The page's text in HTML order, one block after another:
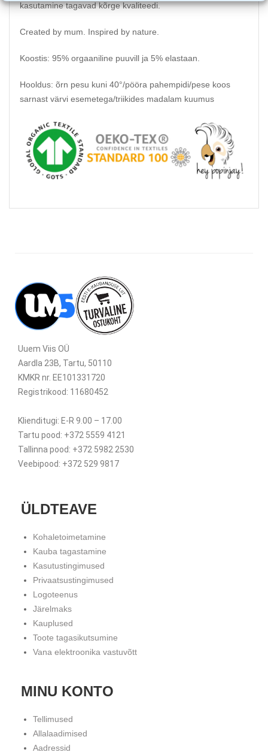
kasutamine tagavad kõrge kvaliteedi.
Created by mum. Inspired by nature.
Koostis: 95% orgaaniline puuvill ja 5% elastaan.
Hooldus: õrn pesu kuni 40°/pööra pahempidi/pese koos
sarnast värvi esemetega/triikides madalam kuumus
Uuem Viis OÜ
Aardla 23B, Tartu, 50110
KMKR nr. EE101331720
Registrikood: 11680452
Klienditugi: E-R 9.00 – 17.00
Tartu pood: +372 5559 4121
Tallinna pood: +372 5982 2530
Veebipood: +372 529 9817
ÜLDTEAVE
Kohaletoimetamine
Kauba tagastamine
Kasutustingimused
Privaatsustingimused
Logoteenus
Järelmaks
Kauplused
Toote tagasikutsumine
Vana elektroonika vastuvõtt
MINU KONTO
Tellimused
Allalaadimised
Aadressid